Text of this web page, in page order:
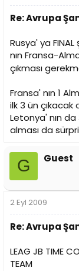
Re: Avrupa
Rusya' ya
nın Fransa-
çıkması
Fransa' nın 1
ilk 3 ün çıkacak
Letonya' nın
alması da
G Guest
2 Eyl 2009
Re: Avrupa
LEAG JB TIME
TEAM